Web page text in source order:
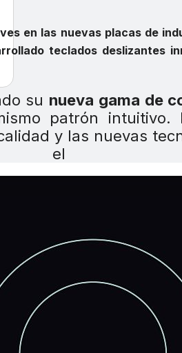
en las nuevas placas de
teclados deslizantes
su nueva gama de
patrón intuitivo.
y las nuevas